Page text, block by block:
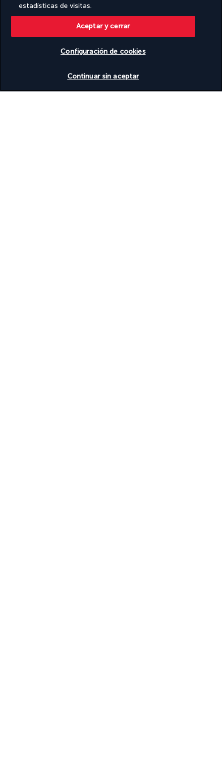
Basado en950
estadísticas de visitas.
Configuración de cookies
Continuar sin aceptar
Aceptar y cerrar